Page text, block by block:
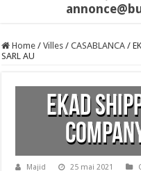
Home / Villes / CASABLANCA /
SARL AU
EKAD
Majid 25 mai 2021